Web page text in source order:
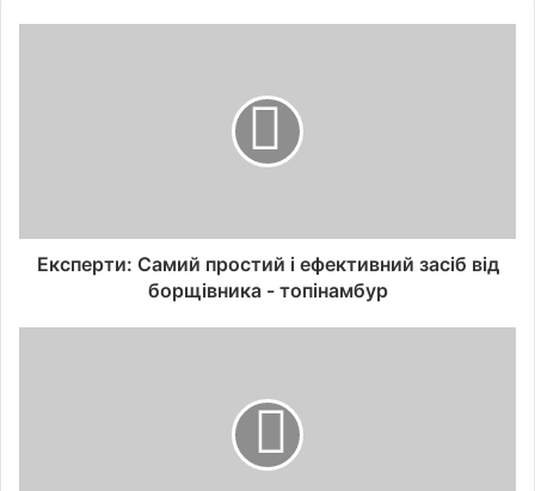
Експерти: Самий простий і ефективний засіб від
борщівника - топінамбур